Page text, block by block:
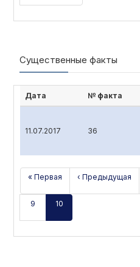
Существенные факты
Дата № факта
11.07.2017 36
« Первая ‹ Предыдущая
9 10